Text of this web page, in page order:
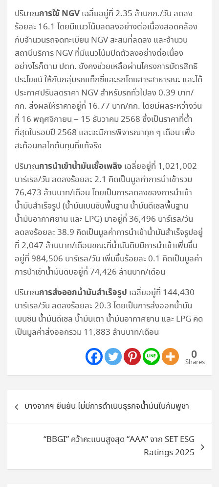
ปริมาณการใช้ NGV เฉลี่ยอยู่ที่ 2.35 ล้านกก./วัน ลดลง
ร้อยละ 16.1 โดยมีแนวโน้มลดลงอย่างต่อเนื่องสอดคล้อง
กับจำนวนรถจดทะเบียน NGV สะสมที่ลดลง และจำนวน
สถานีบริการ NGV ที่มีแนวโน้มปิดตัวลงอย่างต่อเนื่อง
อย่างไรก็ตาม ปตท. ยังคงช่วยเหลือผ่านโครงการบัตรสิทธิ
ประโยชน์ ให้กับกลุ่มรถแท็กซี่และรถโดยสารสาธารณะ และได้
ประกาศปรับลดราคา NGV สำหรับรถทั่วไปลง 0.39 บาท/
กก. ส่งผลให้ราคาอยู่ที่ 16.77 บาท/กก. โดยมีผลระหว่างวัน
ที่ 16 พฤศจิกายน – 15 ธันวาคม 2568 ซึ่งเป็นราคาที่ต่ำ
ที่สุดในรอบปี 2568 และจะมีการพิจารณาทุก ๆ เดือน เพื่อ
สะท้อนกลไกต้นทุนที่แท้จริง
ปริมาณการนำเข้าน้ำมันเชื้อเพลิง เฉลี่ยอยู่ที่ 1,021,002
บาร์เรล/วัน ลดลงร้อยละ 2.1 คิดเป็นมูลค่าการนำเข้ารวม
76,473 ล้านบาท/เดือน โดยเป็นการลดลงของการนำเข้า
น้ำมันสำเร็จรูป (น้ำมันเบนซินพื้นฐาน น้ำมันดีเซลพื้นฐาน
น้ำมันอากาศยาน และ LPG) มาอยู่ที่ 36,496 บาร์เรล/วัน
ลดลงร้อยละ 38.9 คิดเป็นมูลค่าการนำเข้าน้ำมันสำเร็จรูปอยู่
ที่ 2,047 ล้านบาท/เดือนขณะที่น้ำมันดิบมีการนำเข้าเพิ่มขึ้น
อยู่ที่ 984,506 บาร์เรล/วัน เพิ่มขึ้นร้อยละ 0.1 คิดเป็นมูลค่า
การนำเข้าน้ำมันดิบอยู่ที่ 74,426 ล้านบาท/เดือน
ปริมาณการส่งออกน้ำมันสำเร็จรูป เฉลี่ยอยู่ที่ 144,430
บาร์เรล/วัน ลดลงร้อยละ 20.3 โดยเป็นการส่งออกน้ำมัน
เบนซิน น้ำมันดีเซล น้ำมันเตา น้ำมันอากาศยาน และ LPG คิด
เป็นมูลค่าส่งออกรวม 11,883 ล้านบาท/เดือน
0
Shares
เรื่องบางจากฯ ยืนยัน ไม่มีการดำเนินธุรกิจน้ำมันในกัมพูชา
“BBGI” คว้าคะแนนสูงสุด “AAA” จาก SET ESG
Ratings 2025